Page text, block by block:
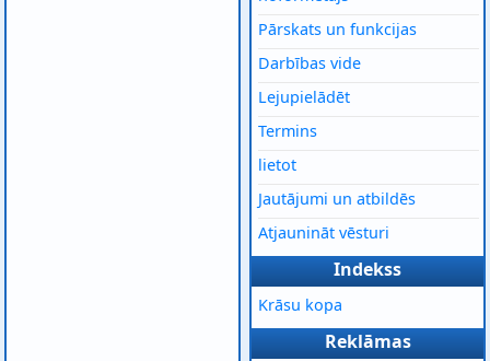
Pārskats un funkcijas
Darbības vide
Lejupielādēt
Termins
lietot
Jautājumi un atbildēs
Atjaunināt vēsturi
Indekss
Krāsu kopa
Reklāmas